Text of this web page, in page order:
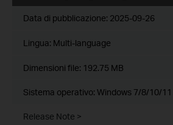
Data di pubblicazione: 2025-09-26
Lingua: Multi-language
Dimensioni file: 192.75 MB
Sistema operativo: Windows 7/8/10/
Release Note >